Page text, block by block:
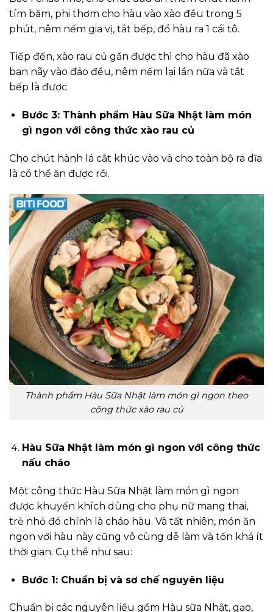
tím băm, phi thơm cho hàu vào xào đều trong 5
phút, nêm nếm gia vị, tắt bếp, đổ hàu ra 1 cái tô.
Tiếp đến, xào rau củ gần được thì cho hàu đã xào
ban nãy vào đảo đều, nêm nếm lại lần nữa và tắt
bếp là được
Bước 3: Thành phẩm Hàu Sữa Nhật làm món
gì ngon với công thức xào rau củ
Cho chút hành lá cắt khúc vào và cho toàn bộ ra dĩa
là có thể ăn được rồi.
Thành phẩm Hàu Sữa Nhật làm món gì ngon theo
công thức xào rau củ
Hàu Sữa Nhật làm món gì ngon với công thức
nấu cháo
Một công thức Hàu Sữa Nhật làm món gì ngon
được khuyến khích dùng cho phụ nữ mang thai,
trẻ nhỏ đó chính là cháo hàu. Và tất nhiên, món ăn
ngon với hàu này cũng vô cùng dễ làm và tốn khá ít
thời gian. Cụ thể như sau:
Bước 1: Chuẩn bị và sơ chế nguyên liệu
Chuẩn bị các nguyên liệu gồm Hàu sữa Nhật, gạo,